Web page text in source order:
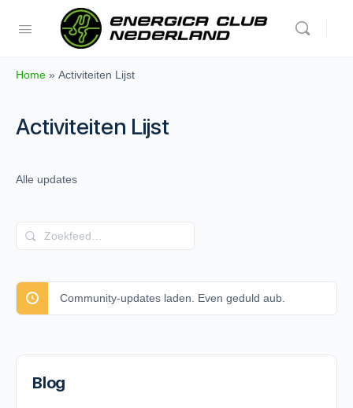
Home » Activiteiten Lijst
Activiteiten Lijst
Alle updates
Zoekfeed…
Community-updates laden. Even geduld aub.
Blog